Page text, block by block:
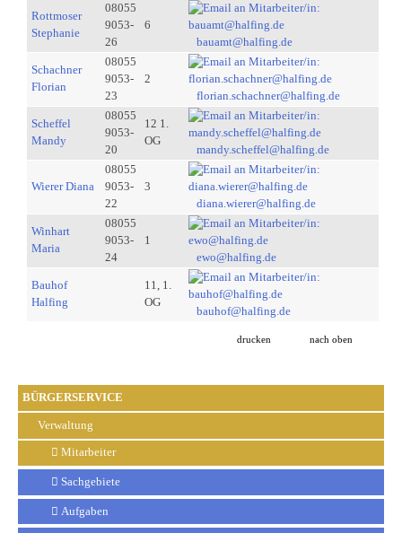
BÜRGERSERVICE
Verwaltung
Mitarbeiter
Sachgebiete
Aufgaben
Rottmoser
Stephanie
08055
9053-
26
6
bauamt@halfing.de
Schachner
Florian
08055
9053-
23
2
florian.schachner@halfing.de
Scheffel
Mandy
08055
9053-
20
12 1.
OG
mandy.scheffel@halfing.de
Wierer Diana
08055
9053-
22
3
diana.wierer@halfing.de
Winhart
Maria
08055
9053-
24
1
ewo@halfing.de
Bauhof
Halfing
11, 1.
OG
bauhof@halfing.de
drucken nach oben